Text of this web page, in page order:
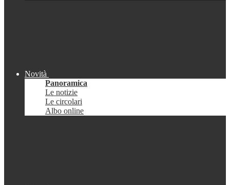
Novità
Panoramica
Le notizie
Le circolari
Albo online